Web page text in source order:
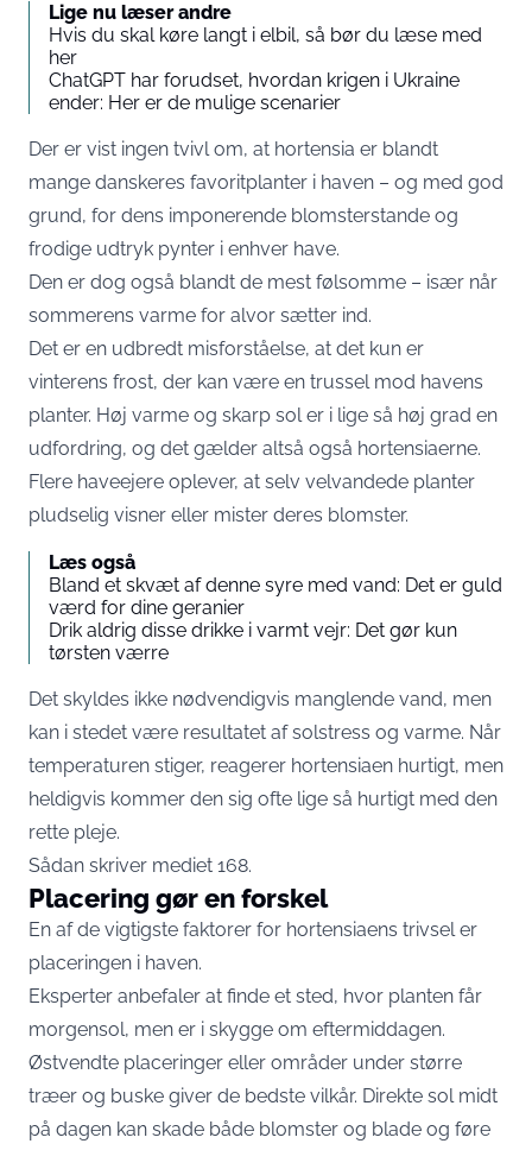
Lige nu læser andre
Hvis du skal køre langt i elbil, så bør du læse med
her
ChatGPT har forudset, hvordan krigen i Ukraine
ender: Her er de mulige scenarier
Der er vist ingen tvivl om, at hortensia er blandt
mange danskeres favoritplanter i haven – og med god
grund, for dens imponerende blomsterstande og
frodige udtryk pynter i enhver have.
Den er dog også blandt de mest følsomme – især når
sommerens varme for alvor sætter ind.
Det er en udbredt misforståelse, at det kun er
vinterens frost, der kan være en trussel mod havens
planter. Høj varme og skarp sol er i lige så høj grad en
udfordring, og det gælder altså også hortensiaerne.
Flere haveejere oplever, at selv velvandede planter
pludselig visner eller mister deres blomster.
Læs også
Bland et skvæt af denne syre med vand: Det er guld
værd for dine geranier
Drik aldrig disse drikke i varmt vejr: Det gør kun
tørsten værre
Det skyldes ikke nødvendigvis manglende vand, men
kan i stedet være resultatet af solstress og varme. Når
temperaturen stiger, reagerer hortensiaen hurtigt, men
heldigvis kommer den sig ofte lige så hurtigt med den
rette pleje.
Sådan skriver mediet 168.
Placering gør en forskel
En af de vigtigste faktorer for hortensiaens trivsel er
placeringen i haven.
Eksperter anbefaler at finde et sted, hvor planten får
morgensol, men er i skygge om eftermiddagen.
Østvendte placeringer eller områder under større
træer og buske giver de bedste vilkår. Direkte sol midt
på dagen kan skade både blomster og blade og føre